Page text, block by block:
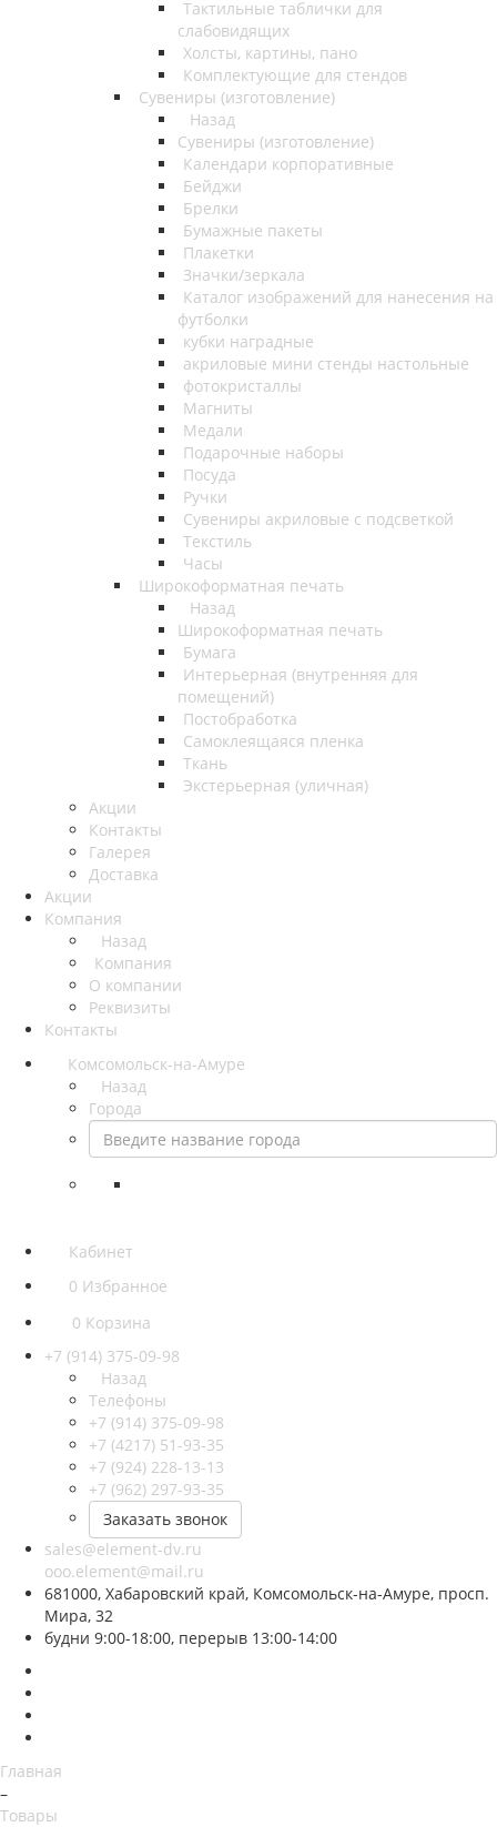
Тактильные таблички для
слабовидящих
Холсты, картины, пано
Комплектующие для стендов
Сувениры (изготовление)
Назад
Сувениры (изготовление)
Календари корпоративные
Бейджи
Брелки
Бумажные пакеты
Плакетки
Значки/зеркала
Каталог изображений для нанесения на
футболки
кубки наградные
акриловые мини стенды настольные
фотокристаллы
Магниты
Медали
Подарочные наборы
Посуда
Ручки
Сувениры акриловые с подсветкой
Текстиль
Часы
Широкоформатная печать
Назад
Широкоформатная печать
Бумага
Интерьерная (внутренняя для
помещений)
Постобработка
Самоклеящаяся пленка
Ткань
Экстерьерная (уличная)
Акции
Контакты
Галерея
Доставка
Акции
Компания
Назад
Компания
О компании
Реквизиты
Контакты
Комсомольск-на-Амуре
Назад
Города
Кабинет
0 Избранное
0 Корзина
+7 (914) 375-09-98
Назад
Телефоны
+7 (914) 375-09-98
+7 (4217) 51-93-35
+7 (924) 228-13-13
+7 (962) 297-93-35
Заказать звонок
sales@element-dv.ru
ooo.element@mail.ru
681000, Хабаровский край, Комсомольск-на-Амуре, просп.
Мира, 32
будни 9:00-18:00, перерыв 13:00-14:00
Главная
–
Товары